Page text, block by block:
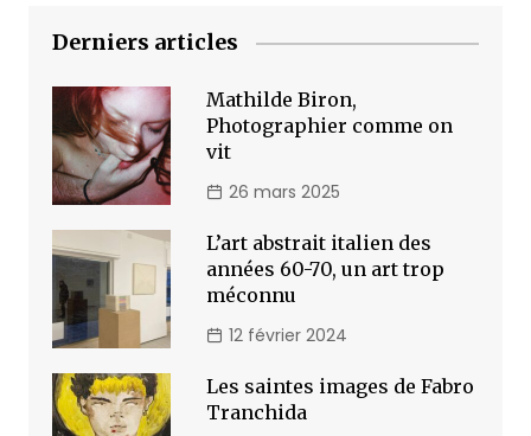
Derniers articles
Mathilde Biron,
Photographier comme on
vit
26 mars 2025
L’art abstrait italien des
années 60-70, un art trop
méconnu
12 février 2024
Les saintes images de Fabro
Tranchida